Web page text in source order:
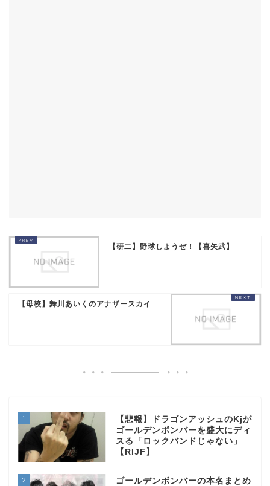
【研二】野球しようぜ！【喜矢武】
【母校】舞川あいくのアナザースカイ
1
【悲報】ドラゴンアッシュのKjが
ゴールデンボンバーを盛大にディ
スる「ロックバンドじゃない」
【RIJF】
2 ゴールデンボンバーの本名まとめ